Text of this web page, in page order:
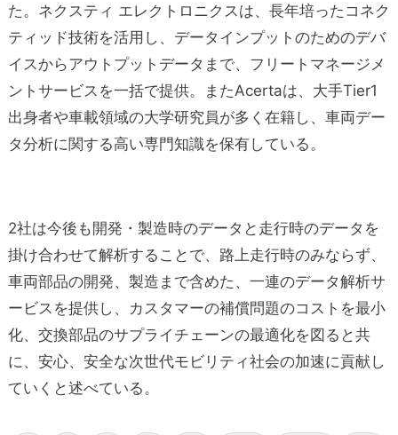
た。ネクスティ エレクトロニクスは、長年培ったコネク
ティッド技術を活用し、データインプットのためのデバ
イスからアウトプットデータまで、フリートマネージメ
ントサービスを一括で提供。またAcertaは、大手Tier1
出身者や車載領域の大学研究員が多く在籍し、車両デー
タ分析に関する高い専門知識を保有している。
2社は今後も開発・製造時のデータと走行時のデータを
掛け合わせて解析することで、路上走行時のみならず、
車両部品の開発、製造まで含めた、一連のデータ解析サ
ービスを提供し、カスタマーの補償問題のコストを最小
化、交換部品のサプライチェーンの最適化を図ると共
に、安心、安全な次世代モビリティ社会の加速に貢献し
ていくと述べている。